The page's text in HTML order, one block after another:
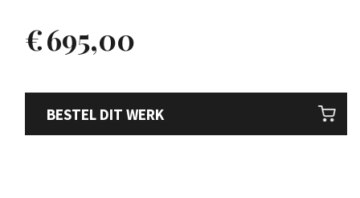
€695,00
BESTEL DIT WERK